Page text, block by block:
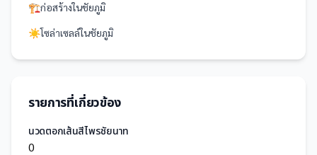
🏗️ก่อสร้างในชัยภูมิ
☀️โซล่าเซลล์ในชัยภูมิ
รายการที่เกี่ยวข้อง
นวดตอกเส้นสีไพรชัยนาท
0